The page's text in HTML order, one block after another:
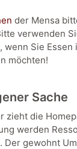
der Mensa
verwenden
, wenn Sie Essen
möchten!
Sache
zieht die
werden
Der gewohnt